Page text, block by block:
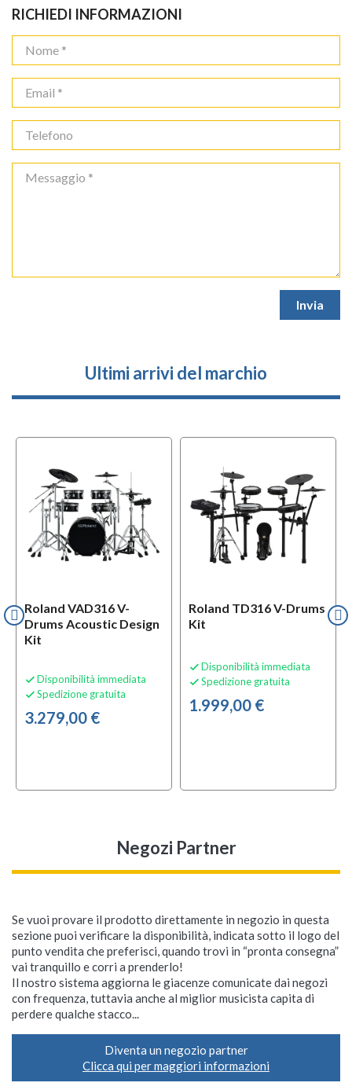
RICHIEDI INFORMAZIONI
Ultimi arrivi del marchio
Roland VAD316 V-
Drums Acoustic Design
Kit
 Disponibilità immediata
 Spedizione gratuita
3.279,00 €
Roland TD316 V-Drums
Kit
 Disponibilità immediata
 Spedizione gratuita
1.999,00 €
Negozi Partner
Se vuoi provare il prodotto direttamente in negozio in questa
sezione puoi verificare la disponibilità, indicata sotto il logo del
punto vendita che preferisci, quando trovi in “pronta consegna”
vai tranquillo e corri a prenderlo!
Il nostro sistema aggiorna le giacenze comunicate dai negozi
con frequenza, tuttavia anche al miglior musicista capita di
perdere qualche stacco...
Diventa un negozio partner
Clicca qui per maggiori informazioni